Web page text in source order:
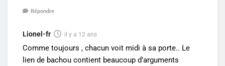
Répondre
Lionel-fr il y a 12 ans
Comme toujours , chacun voit midi à sa porte.. Le
lien de bachou contient beaucoup d’arguments